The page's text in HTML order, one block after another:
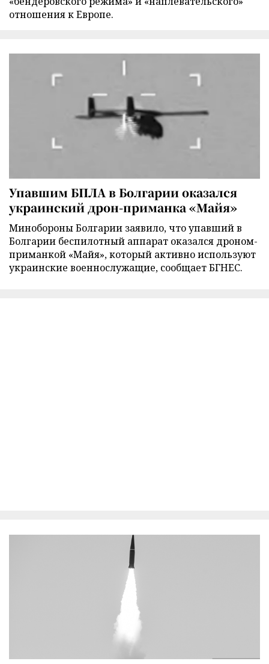
отношения к Европе.
Упавшим БПЛА в Болгарии оказался
украинский дрон-приманка «Майя»
Минобороны Болгарии заявило, что упавший в
Болгарии беспилотный аппарат оказался дроном-
приманкой «Майя», который активно используют
украинские военнослужащие, сообщает БГНЕС.